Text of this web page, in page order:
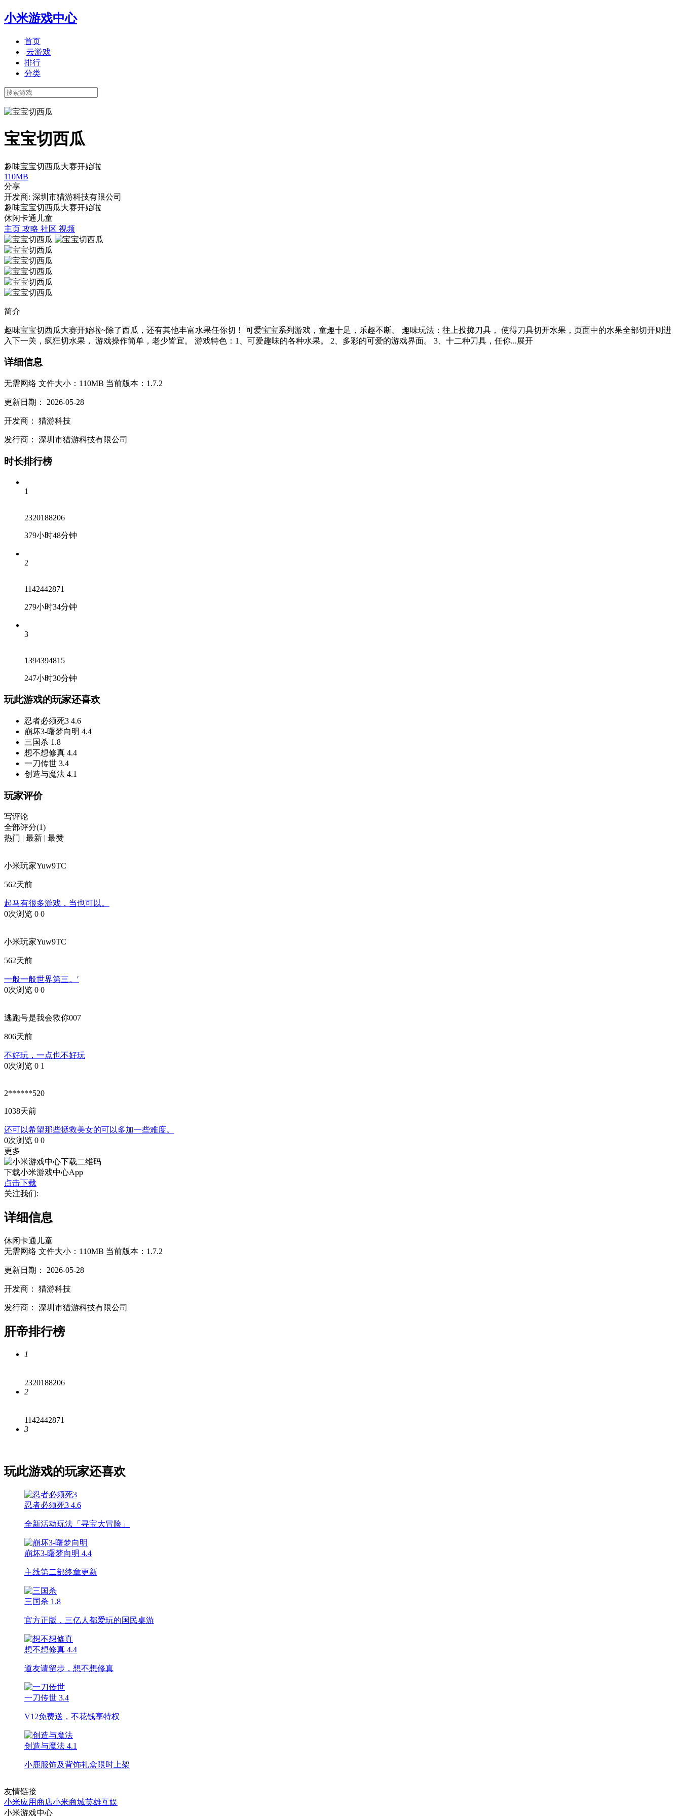
小米游戏中心
首页
云游戏
排行
分类
宝宝切西瓜
趣味宝宝切西瓜大赛开始啦
110MB
分享
开发商: 深圳市猎游科技有限公司
趣味宝宝切西瓜大赛开始啦
休闲卡通 儿童
主页 攻略 社区 视频
简介
趣味宝宝切西瓜大赛开始啦~除了西瓜，还有其他丰富水果任你切！ 可爱宝宝系列游戏，童趣十足，乐趣不断。 趣味玩法：往上投掷刀具， 使得刀具切开水果，页面中的水果全部切开则进
入下一关，疯狂切水果， 游戏操作简单，老少皆宜。 游戏特色：1、可爱趣味的各种水果。 2、多彩的可爱的游戏界面。 3、十二种刀具，任你...展开
详细信息
无需网络 文件大小：110MB 当前版本：1.7.2
更新日期： 2026-05-28
开发商： 猎游科技
发行商： 深圳市猎游科技有限公司
时长排行榜
1
2320188206
379小时48分钟
2
1142442871
279小时34分钟
3
1394394815
247小时30分钟
玩此游戏的玩家还喜欢
忍者必须死3 4.6
崩坏3-曙梦向明 4.4
三国杀 1.8
想不想修真 4.4
一刀传世 3.4
创造与魔法 4.1
玩家评价
写评论
全部评分(1)
热门 | 最新 | 最赞
小米玩家Yuw9TC
562天前
起马有很多游戏，当也可以。
0次浏览 0 0
小米玩家Yuw9TC
562天前
一般一般世界第三。′
0次浏览 0 0
逃跑号是我会救你007
806天前
不好玩，一点也不好玩
0次浏览 0 1
2******520
1038天前
还可以希望那些拯救美女的可以多加一些难度。
0次浏览 0 0
更多
下载小米游戏中心App
点击下载
关注我们:
详细信息
休闲卡通 儿童
无需网络 文件大小：110MB 当前版本：1.7.2
更新日期： 2026-05-28
开发商： 猎游科技
发行商： 深圳市猎游科技有限公司
肝帝排行榜
1
2320188206
2
1142442871
3
玩此游戏的玩家还喜欢
忍者必须死3 4.6
全新活动玩法「寻宝大冒险」
崩坏3-曙梦向明 4.4
主线第二部终章更新
三国杀 1.8
官方正版，三亿人都爱玩的国民桌游
想不想修真 4.4
道友请留步，想不想修真
一刀传世 3.4
V12免费送，不花钱享特权
创造与魔法 4.1
小鹿服饰及背饰礼盒限时上架
友情链接
小米应用商店小米商城英雄互娱
小米游戏中心